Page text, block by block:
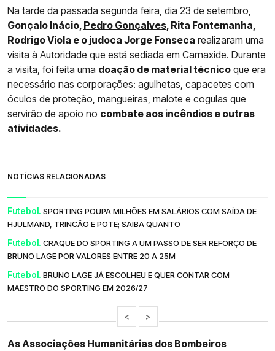
Na tarde da passada segunda feira, dia 23 de setembro,
Gonçalo Inácio, Pedro Gonçalves, Rita Fontemanha,
Rodrigo Viola e o judoca Jorge Fonseca realizaram uma
visita à Autoridade que está sediada em Carnaxide. Durante
a visita, foi feita uma doação de material técnico que era
necessário nas corporações: agulhetas, capacetes com
óculos de proteção, mangueiras, malote e cogulas que
servirão de apoio no combate aos incêndios e outras
atividades.
NOTÍCIAS RELACIONADAS
Futebol. SPORTING POUPA MILHÕES EM SALÁRIOS COM SAÍDA DE
HJULMAND, TRINCÃO E POTE; SAIBA QUANTO
Futebol. CRAQUE DO SPORTING A UM PASSO DE SER REFORÇO DE
BRUNO LAGE POR VALORES ENTRE 20 A 25M
Futebol. BRUNO LAGE JÁ ESCOLHEU E QUER CONTAR COM
MAESTRO DO SPORTING EM 2026/27
< >
As Associações Humanitárias dos Bombeiros